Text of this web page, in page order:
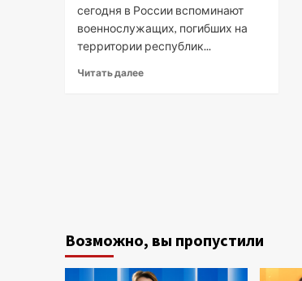
сегодня в России вспоминают
военнослужащих, погибших на
территории республик...
Читать далее
Возможно, вы пропустили